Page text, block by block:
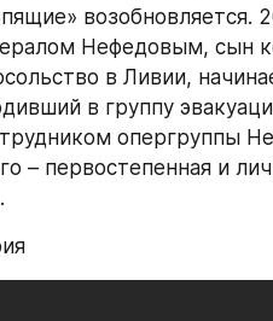
возобновляется.
Нефедовым, сын
в Ливии,
в группу
опергруппы
– первостепенная и